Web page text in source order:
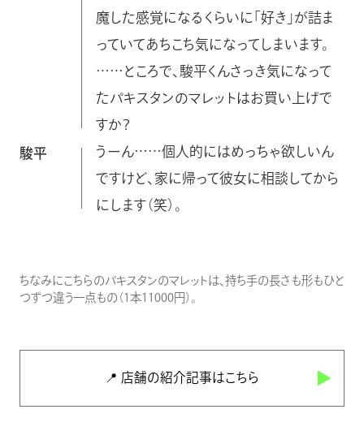
魔した感覚になるくらいに「好き」が詰ま
っていてあちこち気になってしまいます。
……ところで、駿平くんさっき気になって
たパキスタンのマレットはお買い上げで
すか？
駿平
うーん……個人的にはめっちゃ欲しいん
ですけど、家に帰って彼女に相談してから
にします（笑）。
ちなみにこちらのパキスタンのマレットは、持ち手の長さも形もひと
つずつ違う一点もの（1本11000円）。
📍 店舗の紹介記事はこちら